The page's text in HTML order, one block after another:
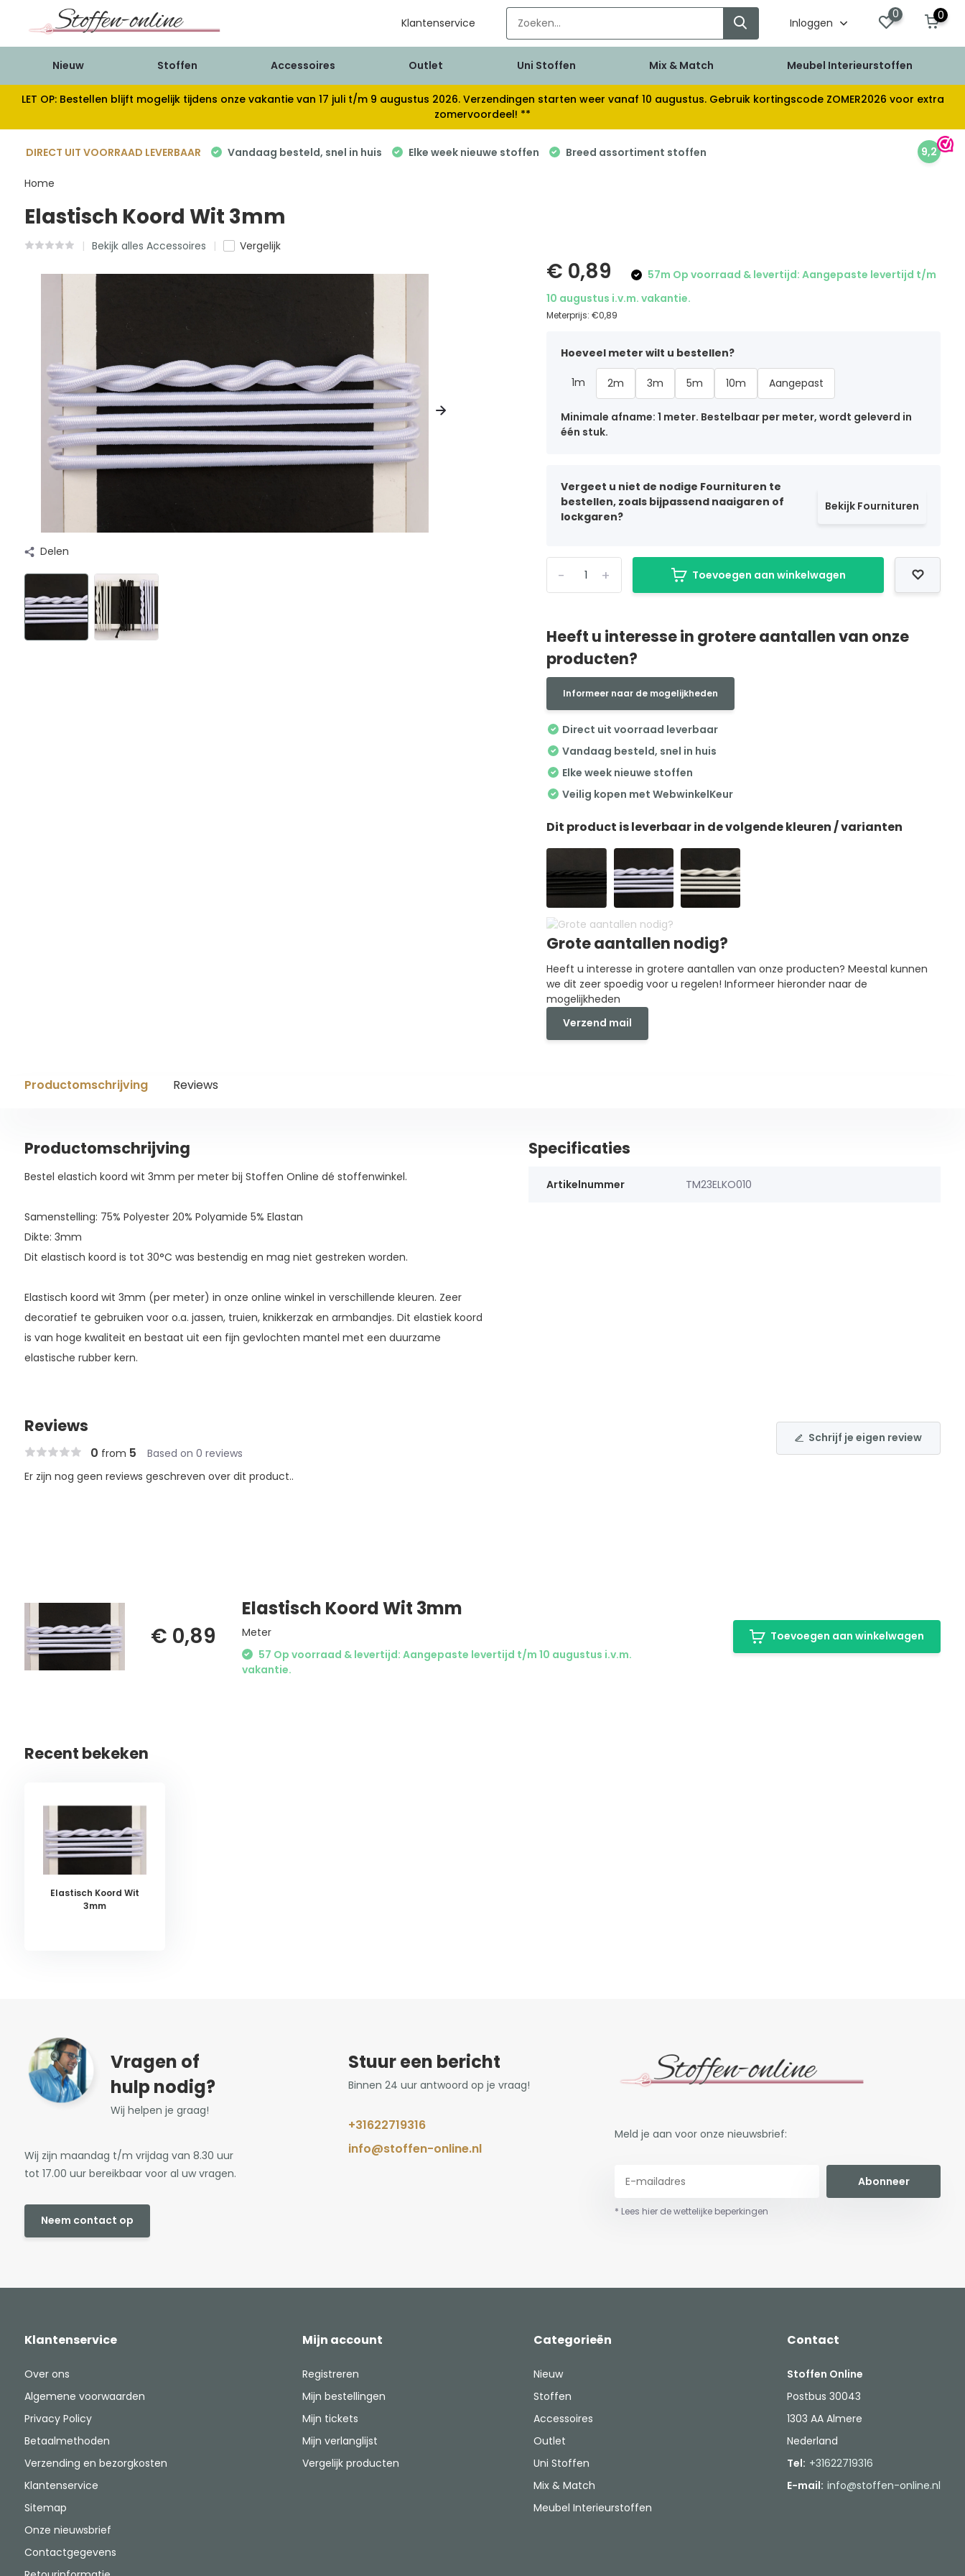
Klantenservice Inloggen
0 0
Nieuw Stoffen Accessoires Outlet Uni Stoffen Mix & Match Meubel Interieurstoffen
LET OP: Bestellen blijft mogelijk tijdens onze vakantie van 17 juli t/m 9 augustus 2026. Verzendingen starten weer vanaf 10 augustus. Gebruik kortingscode ZOMER2026 voor extra
zomervoordeel! **
DIRECT UIT VOORRAAD LEVERBAAR Vandaag besteld, snel in huis Elke week nieuwe stoffen Breed assortiment stoffen 9,2
Home
Elastisch Koord Wit 3mm
Bekijk alles Accessoires Vergelijk
Delen
€ 0,89
57m Op voorraad & levertijd: Aangepaste levertijd t/m
10 augustus i.v.m. vakantie.
Meterprijs:€0,89
Hoeveel meter wilt u bestellen?
1m 2m 3m 5m 10m Aangepast
Minimale afname: 1 meter. Bestelbaar per meter, wordt geleverd in
één stuk.
Vergeet u niet de nodige Fournituren te
bestellen, zoals bijpassend naaigaren of
lockgaren?
Bekijk Fournituren
+
- Toevoegen aan winkelwagen
Heeft u interesse in grotere aantallen van onze
producten?
Informeer naar de mogelijkheden
Direct uit voorraad leverbaar
Vandaag besteld, snel in huis
Elke week nieuwe stoffen
Veilig kopen met WebwinkelKeur
Dit product is leverbaar in de volgende kleuren / varianten
Grote aantallen nodig?
Heeft u interesse in grotere aantallen van onze producten? Meestal kunnen
we dit zeer spoedig voor u regelen! Informeer hieronder naar de
mogelijkheden
Verzend mail
Productomschrijving Reviews
Productomschrijving
Bestel elastich koord wit 3mm per meter bij Stoffen Online dé stoffenwinkel.
Samenstelling: 75% Polyester 20% Polyamide 5% Elastan
Dikte: 3mm
Dit elastisch koord is tot 30°C was bestendig en mag niet gestreken worden.
Elastisch koord wit 3mm (per meter) in onze online winkel in verschillende kleuren. Zeer
decoratief te gebruiken voor o.a. jassen, truien, knikkerzak en armbandjes. Dit elastiek koord
is van hoge kwaliteit en bestaat uit een fijn gevlochten mantel met een duurzame
elastische rubber kern.
Specificaties
Artikelnummer TM23ELKO010
Reviews
0 from 5 Based on 0 reviews
Schrijf je eigen review
Er zijn nog geen reviews geschreven over dit product..
€ 0,89
Elastisch Koord Wit 3mm
Meter
57 Op voorraad & levertijd: Aangepaste levertijd t/m 10 augustus i.v.m.
vakantie.
Toevoegen aan winkelwagen
Recent bekeken
Elastisch Koord Wit
3mm
Vragen of
hulp nodig?
Wij helpen je graag!
Wij zijn maandag t/m vrijdag van 8.30 uur
tot 17.00 uur bereikbaar voor al uw vragen.
Neem contact op
Stuur een bericht
Binnen 24 uur antwoord op je vraag!
+31622719316
info@stoffen-online.nl
Meld je aan voor onze nieuwsbrief:
Abonneer
* Lees hier de wettelijke beperkingen
Klantenservice
Over ons
Algemene voorwaarden
Privacy Policy
Betaalmethoden
Verzending en bezorgkosten
Klantenservice
Sitemap
Onze nieuwsbrief
Contactgegevens
Mijn account
Registreren
Mijn bestellingen
Mijn tickets
Mijn verlanglijst
Vergelijk producten
Categorieën
Nieuw
Stoffen
Accessoires
Outlet
Uni Stoffen
Mix & Match
Meubel Interieurstoffen
Contact
Stoffen Online
Postbus 30043
1303 AA Almere
Nederland
Tel: +31622719316
E-mail: info@stoffen-online.nl